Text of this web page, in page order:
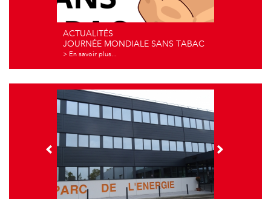
ACTUALITÉS
JOURNÉE MONDIALE SANS TABAC
> En savoir plus...